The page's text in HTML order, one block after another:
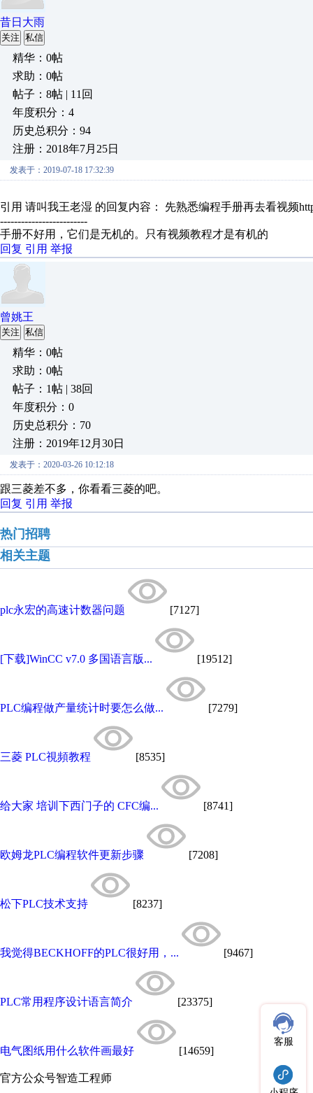
昔日大雨
关注 私信
精华：0帖
求助：0帖
帖子：8帖 | 11回
年度积分：4
历史总积分：94
注册：2018年7月25日
发表于：2019-07-18 17:32:39
引用 请叫我王老湿 的回复内容： 先熟悉编程手册再去看视频
-------------------------
手册不好用，它们是无机的。只有视频教程才是有机的
回复 引用 举报
曾姚王
关注 私信
精华：0帖
求助：0帖
帖子：1帖 | 38回
年度积分：0
历史总积分：70
注册：2019年12月30日
发表于：2020-03-26 10:12:18
跟三菱差不多，你看看三菱的吧。
回复 引用 举报
热门招聘
相关主题
plc永宏的高速计数器问题 [7127]
[下载]WinCC v7.0 多国语言版... [19512]
PLC编程做产量统计时要怎么做... [7279]
三菱 PLC視頻教程 [8535]
给大家 培训下西门子的 CFC编... [8741]
欧姆龙PLC编程软件更新步骤 [7208]
松下PLC技术支持 [8237]
我觉得BECKHOFF的PLC很好用，... [9467]
PLC常用程序设计语言简介 [23375]
电气图纸用什么软件画最好 [14659]
官方公众号智造工程师
客服